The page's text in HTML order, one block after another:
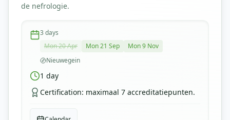
de nefrologie.
3days
Mon 20 Apr
Mon 21 Sep
Mon 9 Nov
Nieuwegein
1 day
Certification: maximaal 7 accreditatiepunten.